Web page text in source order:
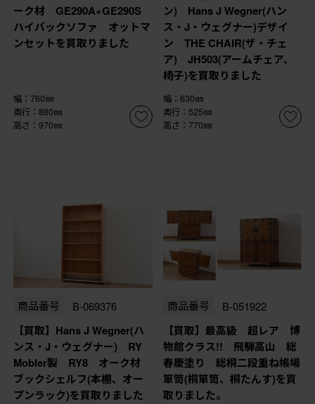
ーク材 GE290A+GE290S
ハイバックソファ オットマ
ンセットを買取りました
幅：760㎜
奥行：880㎜
高さ：970㎜
ン) Hans J Wegner(ハン
ス・J・ウェグナー)デザイ
ン THE CHAIR(ザ・チェ
ア) JH503(アームチェア、
椅子)を買取りました
幅：630㎜
奥行：525㎜
高さ：770㎜
商品番号 B-069376
【買取】Hans J Wegner(ハ
ンス・J・ウェグナー) RY
Mobler製 RY8 オーク材
ブックシェルフ(本棚、オー
プンラック)を買取りました
商品番号 B-051922
【買取】最高級 超レア 博
物館クラス!! 飛騨高山 総
春慶塗り 総桐二段重ね帳場
箪笥(桐箪笥、桐たんす)を買
取りました。